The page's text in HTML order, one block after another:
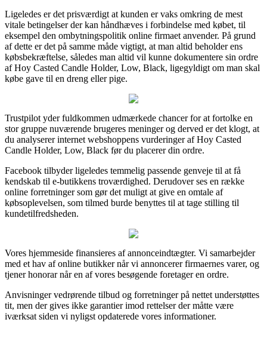
Ligeledes er det prisværdigt at kunden er vaks omkring de mest
vitale betingelser der kan håndhæves i forbindelse med købet, til
eksempel den ombytningspolitik online firmaet anvender. På grund
af dette er det på samme måde vigtigt, at man altid beholder ens
købsbekræftelse, således man altid vil kunne dokumentere sin ordre
af Hoy Casted Candle Holder, Low, Black, ligegyldigt om man skal
købe gave til en dreng eller pige.
Trustpilot yder fuldkommen udmærkede chancer for at fortolke en
stor gruppe nuværende brugeres meninger og derved er det klogt, at
du analyserer internet webshoppens vurderinger af Hoy Casted
Candle Holder, Low, Black før du placerer din ordre.
Facebook tilbyder ligeledes temmelig passende genveje til at få
kendskab til e-butikkens troværdighed. Derudover ses en række
online forretninger som gør det muligt at give en omtale af
købsoplevelsen, som tilmed burde benyttes til at tage stilling til
kundetilfredsheden.
Vores hjemmeside finansieres af annonceindtægter. Vi samarbejder
med et hav af online butikker når vi annoncerer firmaernes varer, og
tjener honorar når en af vores besøgende foretager en ordre.
Anvisninger vedrørende tilbud og forretninger på nettet understøttes
tit, men der gives ikke garantier imod rettelser der måtte være
iværksat siden vi nyligst opdaterede vores informationer.